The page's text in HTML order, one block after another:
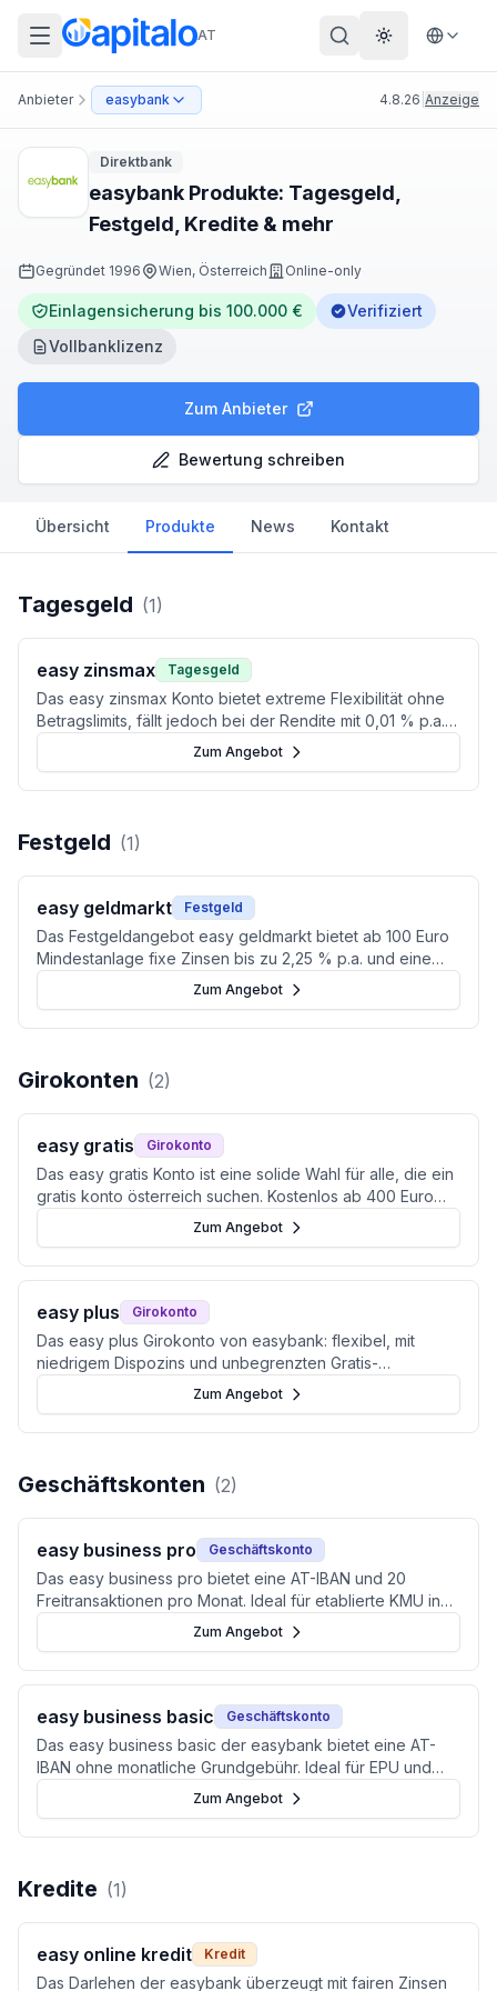
AT Theme
Anbieter easybank 4.8.26 Anzeige
Direktbank
easybank Produkte: Tagesgeld,
Festgeld, Kredite & mehr
Gegründet 1996 Wien, Österreich Online-only
Einlagensicherung bis 100.000 €
Verifiziert
Vollbanklizenz
Zum Anbieter
Bewertung schreiben
Übersicht Produkte News Kontakt
Tagesgeld (1)
easy zinsmax Tagesgeld
Das easy zinsmax Konto bietet extreme Flexibilität ohne
Betragslimits, fällt jedoch bei der Rendite mit 0,01 % p.a.
deutlich hinter den Marktdurchschnitt zurück.
Zum Angebot
Festgeld (1)
easy geldmarkt Festgeld
Das Festgeldangebot easy geldmarkt bietet ab 100 Euro
Mindestanlage fixe Zinsen bis zu 2,25 % p.a. und eine
steuereinfache Lösung für Sparer in Österreich.
Zum Angebot
Girokonten (2)
easy gratis Girokonto
Das easy gratis Konto ist eine solide Wahl für alle, die ein
gratis konto österreich suchen. Kostenlos ab 400 Euro
Eingang oder für junge Erwachsene.
Zum Angebot
easy plus Girokonto
Das easy plus Girokonto von easybank: flexibel, mit
niedrigem Dispozins und unbegrenzten Gratis-
Behebungen – dein Konto für den Alltag in Österreich.
Zum Angebot
Geschäftskonten (2)
easy business pro Geschäftskonto
Das easy business pro bietet eine AT-IBAN und 20
Freitransaktionen pro Monat. Ideal für etablierte KMU in
Zum Angebot
easy business basic Geschäftskonto
Das easy business basic der easybank bietet eine AT-
IBAN ohne monatliche Grundgebühr. Ideal für EPU und
Freiberufler mit wenigen Transaktionen.
Zum Angebot
Kredite (1)
easy online kredit Kredit
Das Darlehen der easybank überzeugt mit fairen Zinsen